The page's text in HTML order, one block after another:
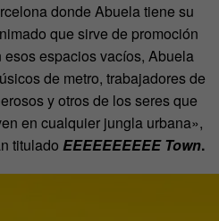
donde Abuela tiene su
que sirve de promoción
espacios vacíos, Abuela
de metro, trabajadores de
y otros de los seres que
en cualquier jungla urbana»,
titulado EEEEEEEEEE Town.